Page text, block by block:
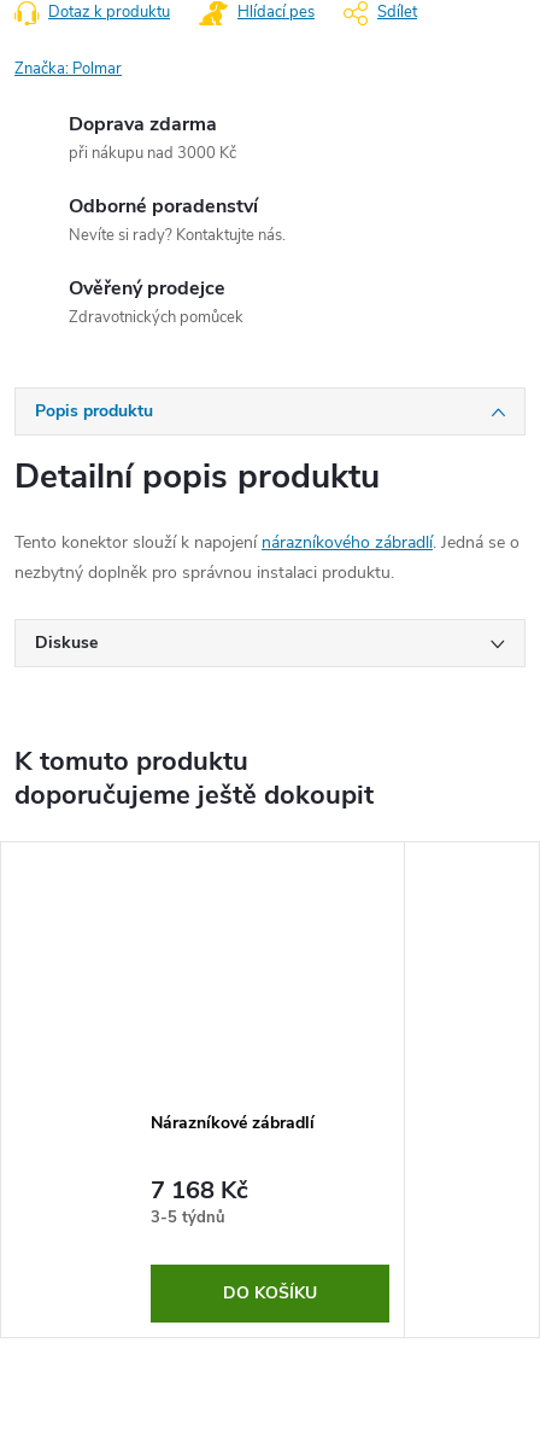
Dotaz k produktu Hlídací pes Sdílet
Značka: Polmar
Doprava zdarma
při nákupu nad 3000 Kč
Odborné poradenství
Nevíte si rady? Kontaktujte nás.
Ověřený prodejce
Zdravotnických pomůcek
Popis produktu
Detailní popis produktu
Tento konektor slouží k napojení nárazníkového zábradlí. Jedná se o
nezbytný doplněk pro správnou instalaci produktu.
Diskuse
K tomuto produktu
doporučujeme ještě dokoupit
Nárazníkové zábradlí
7 168 Kč
3-5 týdnů
DO KOŠÍKU